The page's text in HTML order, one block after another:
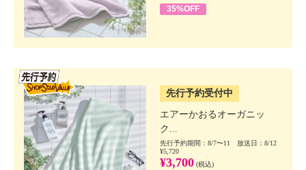
35%OFF
先行予約受付中
エアーかおるオーガニッ
ク...
先行予約期間：8/7〜11 放送日：8/12
¥5,720
¥3,700 (税込)